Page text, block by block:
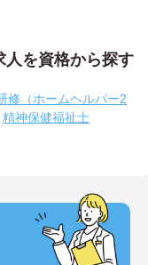
人を資格から探す
修（ホームヘルパー2
精神保健福祉士